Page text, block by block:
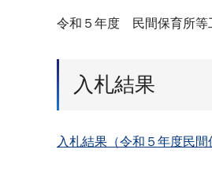
令和５年度 民間保育所等
入札結果
入札結果（令和５年度民